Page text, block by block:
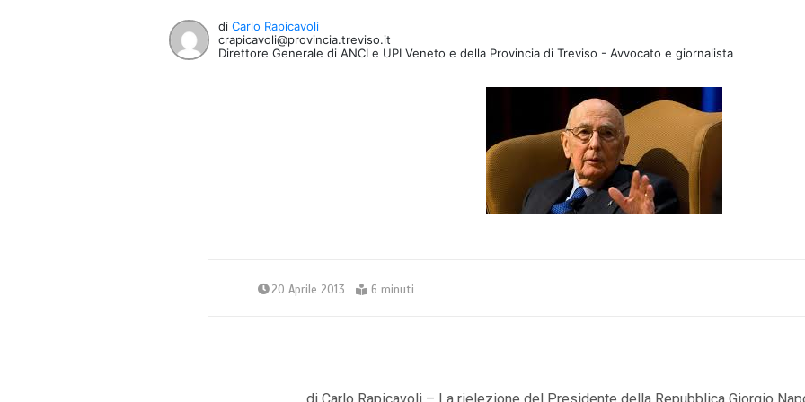
diCarlo Rapicavoli
crapicavoli@provincia.treviso.it
Direttore Generale di ANCI e UPI Veneto e della Provincia di Treviso - Avvocato e giornalista
20 Aprile 2013 6 minuti